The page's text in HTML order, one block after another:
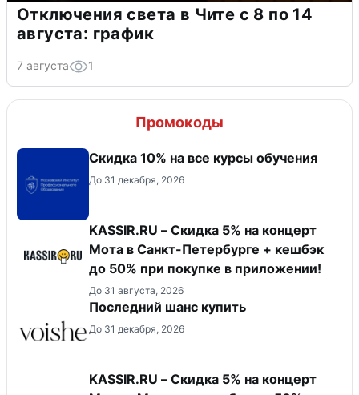
Отключения света в Чите с 8 по 14
августа: график
7 августа 1
Промокоды
Скидка 10% на все курсы обучения
До 31 декабря, 2026
KASSIR.RU – Скидка 5% на концерт
Мота в Санкт-Петербурге + кешбэк
до 50% при покупке в приложении!
До 31 августа, 2026
Последний шанс купить
До 31 декабря, 2026
KASSIR.RU – Скидка 5% на концерт